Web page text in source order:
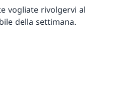
vogliate rivolgervi al
della settimana.